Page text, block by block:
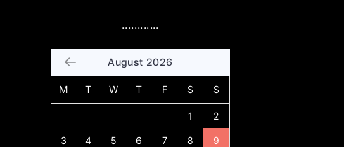
............
August 2026
M T W T F S S
1 2
3 4 5 6 7 8 9